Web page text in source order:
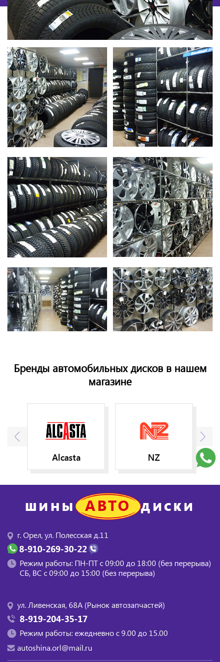
Бренды автомобильных дисков в нашем
магазине
Alcasta NZ
ШИНЫ АВТО ДИСКИ
г. Орел, ул. Полесская д.11
8-910-269-30-22
Режим работы: ПН-ПТ с 09:00 до 18:00 (без перерыва)
СБ, BC с 09:00 до 15:00 (без перерыва)
ул. Ливенская, 68А (Рынок автозапчастей)
8-919-204-35-17
Режим работы: ежедневно с 9.00 до 15.00
autoshina.orl@mail.ru